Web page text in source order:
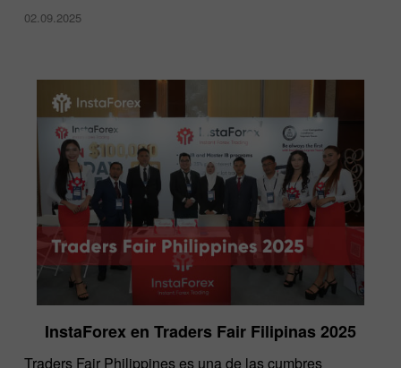
02.09.2025
InstaForex en Traders Fair Filipinas 2025
Traders Fair Philippines es una de las cumbres